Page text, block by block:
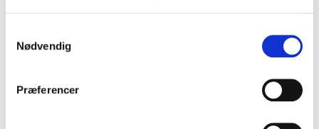
Nødvendig
Præferencer
Fælles for disse foredrag er, at de skaber et fælles
kræver i praksis. Det styrker samarbejdet på tværs af
fagligheder og giver deltagerne et fælles afsæt, som
kan bruges aktivt efter innovationsdagen. På den